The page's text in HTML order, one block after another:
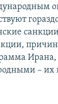
Ирана,
– их